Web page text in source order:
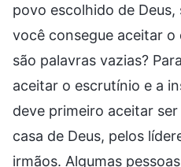
povo escolhido de Deus,
você consegue aceitar o
são palavras vazias?
aceitar o escrutínio e a
deve primeiro aceitar
casa de Deus, pelos
irmãos. Algumas